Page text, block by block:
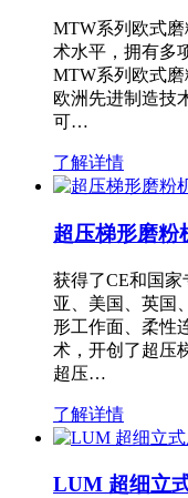
MTW系列欧式
术水平，拥有多
MTW系列欧式磨
欧洲先进制造技
可…
了解详情
超压梯形磨粉
获得了CE和国家
亚、美国、英国
形工作面、柔性
术，开创了超压
超压…
了解详情
LUM 超细立